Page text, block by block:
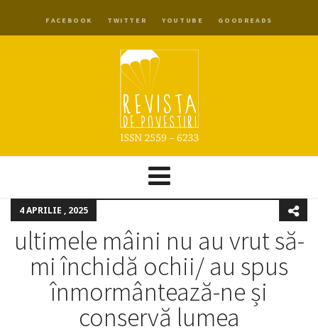
FACEBOOK TWITTER YOUTUBE GOODREADS
4 APRILIE , 2025
ultimele mâini nu au vrut să-
mi închidă ochii/ au spus
înmormântează-ne și
conservă lumea